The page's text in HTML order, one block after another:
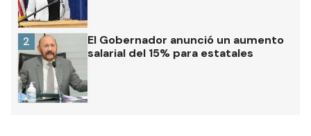
El Gobernador anunció un aumento
salarial del 15% para estatales
2